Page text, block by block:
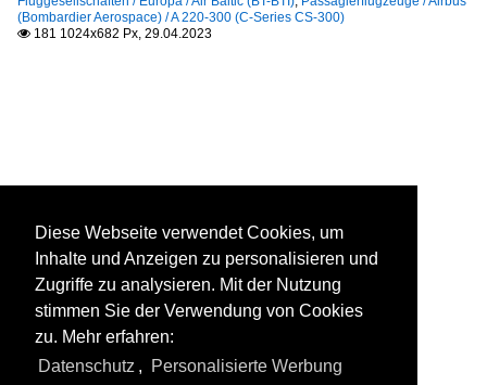
(Bombardier Aerospace) / A 220-300 (C-Series CS-300)
 181 1024x682 Px, 29.04.2023
Diese Webseite verwendet Cookies, um
Inhalte und Anzeigen zu personalisieren und
Zugriffe zu analysieren. Mit der Nutzung
stimmen Sie der Verwendung von Cookies
zu. Mehr erfahren:
Datenschutz , Personalisierte Werbung